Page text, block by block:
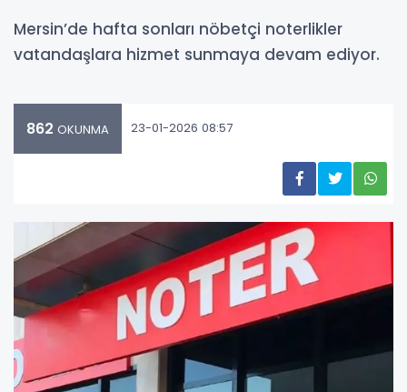
Mersin’de hafta sonları nöbetçi noterlikler
vatandaşlara hizmet sunmaya devam ediyor.
862 OKUNMA 23-01-2026 08:57